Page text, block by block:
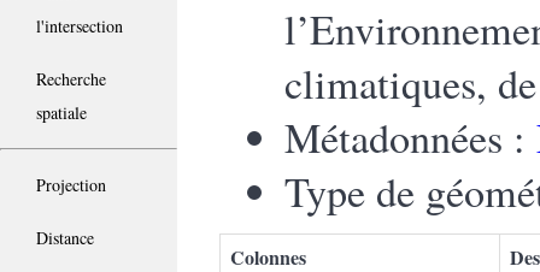
l'intersection
Recherche
spatiale
Projection
Distance
climatiques,
Métadonnées :
Type de
Colonnes